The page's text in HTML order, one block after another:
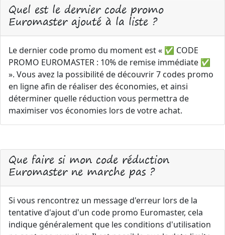
Quel est le dernier code promo
Euromaster ajouté à la liste ?
Le dernier code promo du moment est « ✅ CODE
PROMO EUROMASTER : 10% de remise immédiate ✅
». Vous avez la possibilité de découvrir 7 codes promo
en ligne afin de réaliser des économies, et ainsi
déterminer quelle réduction vous permettra de
maximiser vos économies lors de votre achat.
Que faire si mon code réduction
Euromaster ne marche pas ?
Si vous rencontrez un message d'erreur lors de la
tentative d'ajout d'un code promo Euromaster, cela
indique généralement que les conditions d'utilisation